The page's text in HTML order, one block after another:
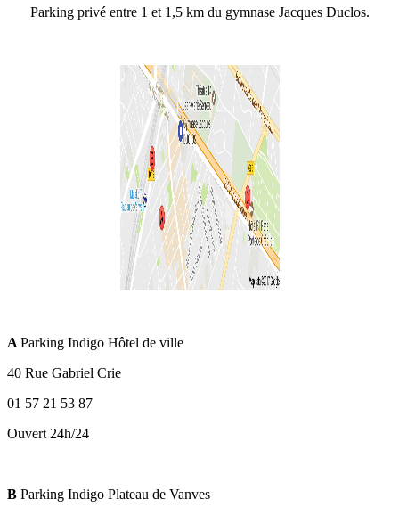
Parking privé entre 1 et 1,5 km du gymnase Jacques Duclos.
A Parking Indigo Hôtel de ville
40 Rue Gabriel Crie
01 57 21 53 87
Ouvert 24h/24
B Parking Indigo Plateau de Vanves